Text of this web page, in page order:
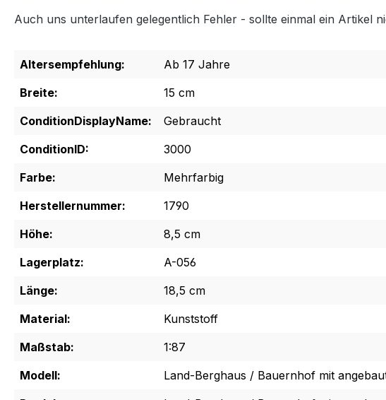
Auch uns unterlaufen gelegentlich Fehler - sollte einmal ein Artikel
Altersempfehlung:
Ab 17 Jahre
Breite:
15 cm
ConditionDisplayName:
Gebraucht
ConditionID:
3000
Farbe:
Mehrfarbig
Herstellernummer:
1790
Höhe:
8,5 cm
Lagerplatz:
A-056
Länge:
18,5 cm
Material:
Kunststoff
Maßstab:
1:87
Modell:
Land-Berghaus / Bauernhof mit